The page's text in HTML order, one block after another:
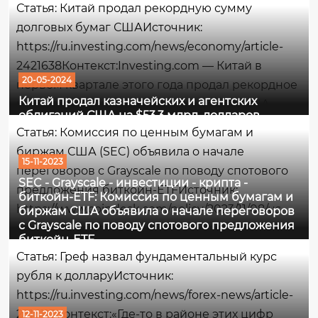
устойчивый спрос...
Статья: Китай продал рекордную сумму
долговых бумаг СШАИсточник:
https://ru.investing.com/news/economy/article-
2421638Контекст:Investing.com — Китай в
первом квартале этого года продал рекордное
количество казначейских облигаций США,
диверсифицируясь от американских активов,
пишет Bloomberg.Что имеется ввиду -
простыми словамиКитай...
20-05-2024
Китай продал казначейских и агентских
облигаций США на $53,3 млрд. долларов
Статья: Комиссия по ценным бумагам и
биржам США (SEC) объявила о начале
переговоров с Grayscale по поводу спотового
предложения биткойн-ETFИсточник:
https://www.coindesk.com/policy/2023/11/08/us-
sec-said-to-open-talks-with-grayscale-on-spot-
бумагам и биржам США (SEC) начала
переговоры с Grayscale...
15-11-2023
SEC - Grayscale - инвестиции - крипта -
биткойн-ETF: Комиссия по ценным бумагам и
биржам США объявила о начале переговоров
с Grayscale по поводу спотового предложения
биткойн-ETF
Статья: Греф назвал фундаментальный курс
рубля к долларуИсточник:
https://ru.investing.com/news/forex-news/article-
2316113Контекст:«Где-то в районе этих цифр
12-11-2023